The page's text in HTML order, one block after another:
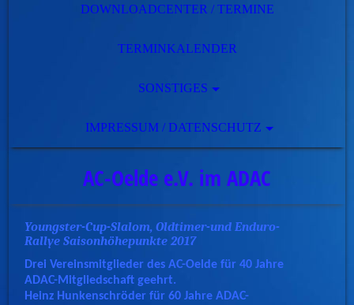
DOWNLOADCENTER / TERMINE
TERMINKALENDER
SONSTIGES
IMPRESSUM / DATENSCHUTZ
AC-Oelde e.V. im ADAC
Youngster-Cup-Slalom, Oldtimer-und Enduro-
Rallye Saisonhöhepunkte 2017
Drei Vereinsmitglieder des AC-Oelde für 40 Jahre
ADAC-Mitgliedschaft geehrt.
Heinz Hunkenschröder für 60 Jahre ADAC-